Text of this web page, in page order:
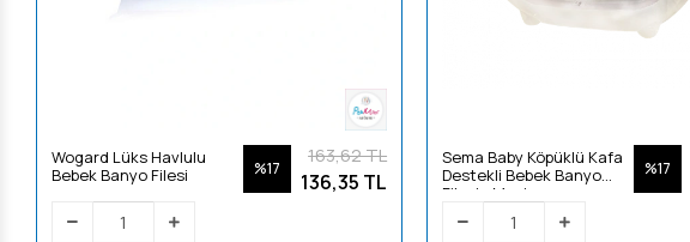
Wogard Lüks Havlulu
Bebek Banyo Filesi
%17
163,62 TL
136,35 TL
Sema Baby Köpüklü Kafa
Destekli Bebek Banyo
Filesi - Mavi
%17